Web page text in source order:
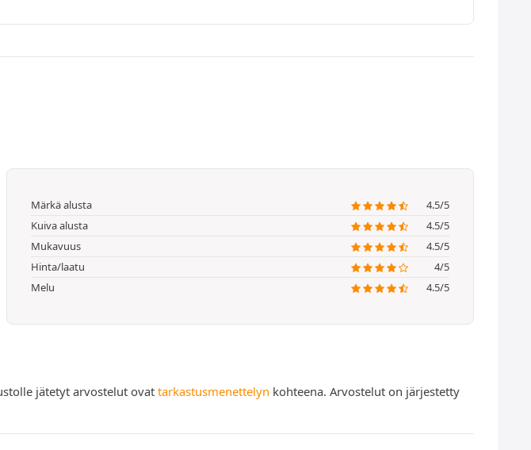
Märkä alusta
4.5/5
Kuiva alusta
4.5/5
Mukavuus
4.5/5
Hinta/laatu
4/5
Melu
4.5/5
jätetyt arvostelut ovat tarkastusmenettelyn kohteena. Arvostelut on järjestetty